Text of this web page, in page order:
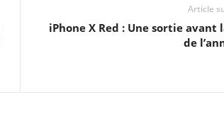
Article
iPhone X Red : Une sortie avant
de